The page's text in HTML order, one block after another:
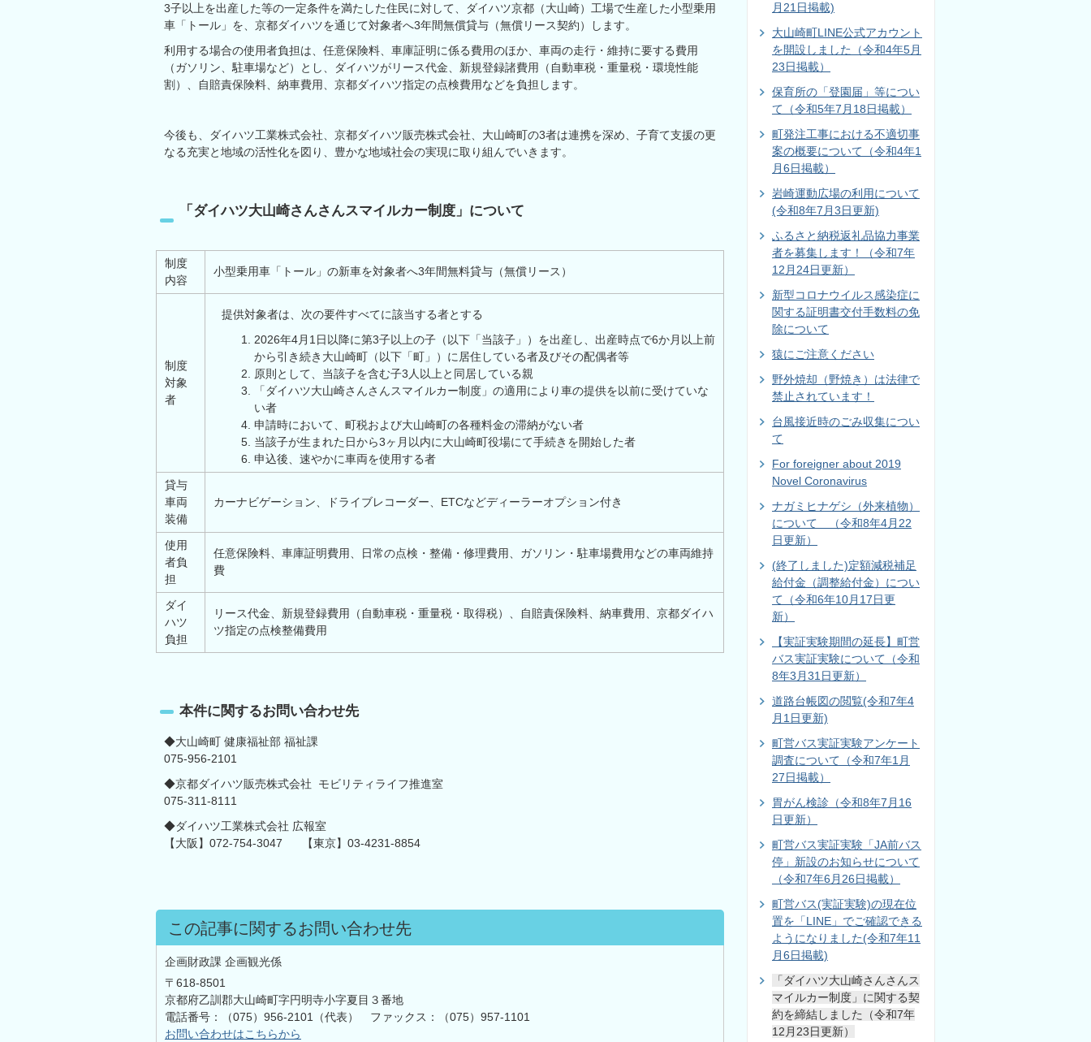
3子以上を出産した等の一定条件を満たした住民に対して、ダイハツ京都（大山崎）工場で生産した小型乗用
車「トール」を、京都ダイハツを通じて対象者へ3年間無償貸与（無償リース契約）します。
利用する場合の使用者負担は、任意保険料、車庫証明に係る費用のほか、車両の走行・維持に要する費用
（ガソリン、駐車場など）とし、ダイハツがリース代金、新規登録諸費用（自動車税・重量税・環境性能
割）、自賠責保険料、納車費用、京都ダイハツ指定の点検費用などを負担します。
今後も、ダイハツ工業株式会社、京都ダイハツ販売株式会社、大山崎町の3者は連携を深め、子育て支援の更
なる充実と地域の活性化を図り、豊かな地域社会の実現に取り組んでいきます。
「ダイハツ大山崎さんさんスマイルカー制度」について
制度
内容
小型乗用車「トール」の新車を対象者へ3年間無料貸与（無償リース）
制度
対象
者
提供対象者は、次の要件すべてに該当する者とする
2026年4月1日以降に第3子以上の子（以下「当該子」）を出産し、出産時点で6か月以上前
から引き続き大山崎町（以下「町」）に居住している者及びその配偶者等
原則として、当該子を含む子3人以上と同居している親
「ダイハツ大山崎さんさんスマイルカー制度」の適用により車の提供を以前に受けていな
い者
申請時において、町税および大山崎町の各種料金の滞納がない者
当該子が生まれた日から3ヶ月以内に大山崎町役場にて手続きを開始した者
申込後、速やかに車両を使用する者
貸与
車両
装備
カーナビゲーション、ドライブレコーダー、ETCなどディーラーオプション付き
使用
者負
担
任意保険料、車庫証明費用、日常の点検・整備・修理費用、ガソリン・駐車場費用などの車両維持
費
ダイ
ハツ
負担
リース代金、新規登録費用（自動車税・重量税・取得税）、自賠責保険料、納車費用、京都ダイハ
ツ指定の点検整備費用
本件に関するお問い合わせ先
◆大山崎町 健康福祉部 福祉課
075-956-2101
◆京都ダイハツ販売株式会社 モビリティライフ推進室
075-311-8111
◆ダイハツ工業株式会社 広報室
【大阪】072-754-3047 【東京】03-4231-8854
この記事に関するお問い合わせ先
企画財政課 企画観光係
〒618-8501
京都府乙訓郡大山崎町字円明寺小字夏目３番地
電話番号：（075）956-2101（代表） ファックス：（075）957-1101
お問い合わせはこちらから
月21日掲載)
大山崎町LINE公式アカウント
を開設しました（令和4年5月
23日掲載）
保育所の「登園届」等につい
て（令和5年7月18日掲載）
町発注工事における不適切事
案の概要について（令和4年1
月6日掲載）
岩崎運動広場の利用について
(令和8年7月3日更新)
ふるさと納税返礼品協力事業
者を募集します！（令和7年
12月24日更新）
新型コロナウイルス感染症に
関する証明書交付手数料の免
除について
猿にご注意ください
野外焼却（野焼き）は法律で
禁止されています！
台風接近時のごみ収集につい
て
For foreigner about 2019
Novel Coronavirus
ナガミヒナゲシ（外来植物）
について （令和8年4月22
日更新）
(終了しました)定額減税補足
給付金（調整給付金）につい
て（令和6年10月17日更
新）
【実証実験期間の延長】町営
バス実証実験について（令和
8年3月31日更新）
道路台帳図の閲覧(令和7年4
月1日更新)
町営バス実証実験アンケート
調査について（令和7年1月
27日掲載）
胃がん検診（令和8年7月16
日更新）
町営バス実証実験「JA前バス
停」新設のお知らせについて
（令和7年6月26日掲載）
町営バス(実証実験)の現在位
置を「LINE」でご確認できる
ようになりました(令和7年11
月6日掲載)
「ダイハツ大山崎さんさんス
マイルカー制度」に関する契
約を締結しました（令和7年
12月23日更新）